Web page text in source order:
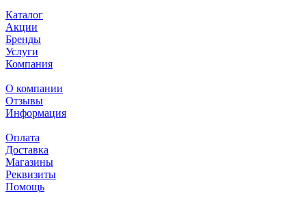
Каталог
Акции
Бренды
Услуги
Компания
О компании
Отзывы
Информация
Оплата
Доставка
Магазины
Реквизиты
Помощь